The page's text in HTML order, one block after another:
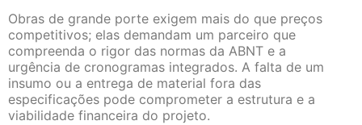
Obras de grande porte exigem mais do que preços
competitivos; elas demandam um parceiro que
compreenda o rigor das normas da ABNT e a
urgência de cronogramas integrados. A falta de um
insumo ou a entrega de material fora das
especificações pode comprometer a estrutura e a
viabilidade financeira do projeto.